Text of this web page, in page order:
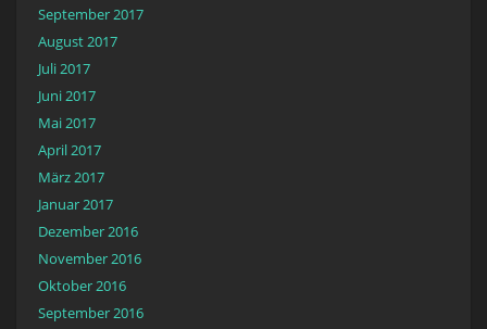
September 2017
August 2017
Juli 2017
Juni 2017
Mai 2017
April 2017
März 2017
Januar 2017
Dezember 2016
November 2016
Oktober 2016
September 2016